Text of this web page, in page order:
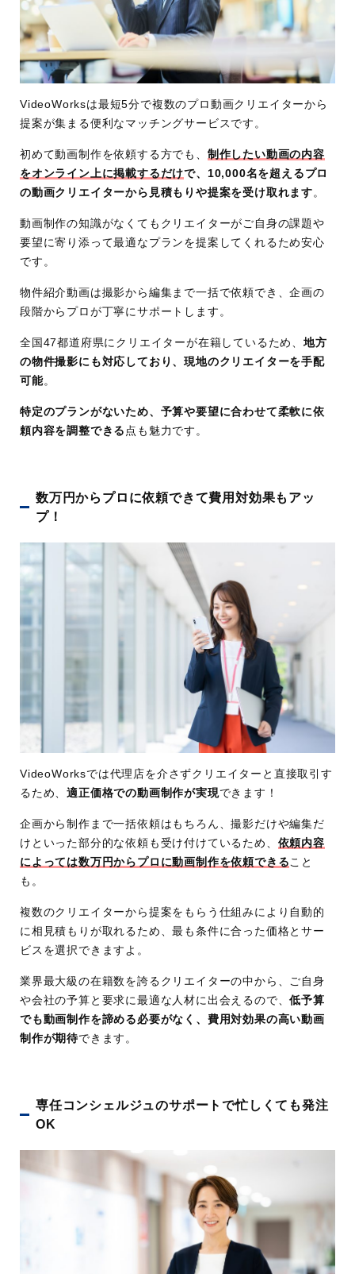
VideoWorksは最短5分で複数のプロ動画クリエイターから
提案が集まる便利なマッチングサービスです。
初めて動画制作を依頼する方でも、 制作したい動画の内容
をオンライン上に掲載するだけで、10,000名を超えるプロ
の動画クリエイターから見積もりや提案を受け取れます。
動画制作の知識がなくてもクリエイターがご自身の課題や
要望に寄り添って最適なプランを提案してくれるため安心
です。
物件紹介動画は撮影から編集まで一括で依頼でき、企画の
段階からプロが丁寧にサポートします。
全国47都道府県にクリエイターが在籍しているため、 地方
の物件撮影にも対応しており、現地のクリエイターを手配
可能。
特定のプランがないため、予算や要望に合わせて柔軟に依
頼内容を調整できる 点も魅力です。
数万円からプロに依頼できて費用対効果もアッ
プ！
VideoWorksでは代理店を介さずクリエイターと直接取引す
るため、適正価格での動画制作が実現できます！
企画から制作まで一括依頼はもちろん、撮影だけや編集だ
けといった部分的な依頼も受け付けているため、 依頼内容
によっては数万円からプロに動画制作を依頼できること
も。
複数のクリエイターから提案をもらう仕組みにより自動的
に相見積もりが取れるため、最も条件に合った価格とサー
ビスを選択できますよ。
業界最大級の在籍数を誇るクリエイターの中から、ご自身
や会社の予算と要求に最適な人材に出会えるので、低予算
でも動画制作を諦める必要がなく、費用対効果の高い動画
制作が期待できます。
専任コンシェルジュのサポートで忙しくても発注
OK